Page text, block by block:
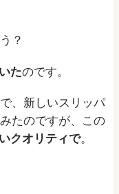
？
たのです。
、新しいスリッパ
たのですが、この
クオリティで。